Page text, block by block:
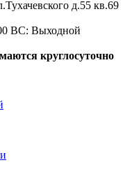
д.55 кв.69
ВС: Выходной
круглосуточно